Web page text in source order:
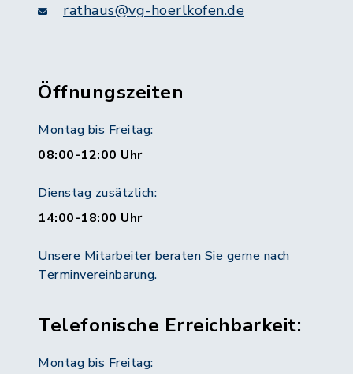
rathaus@vg-hoerlkofen.de
Öffnungszeiten
Montag bis Freitag:
08:00-12:00 Uhr
Dienstag zusätzlich:
14:00-18:00 Uhr
Unsere Mitarbeiter beraten Sie gerne nach
Terminvereinbarung.
Telefonische Erreichbarkeit:
Montag bis Freitag: